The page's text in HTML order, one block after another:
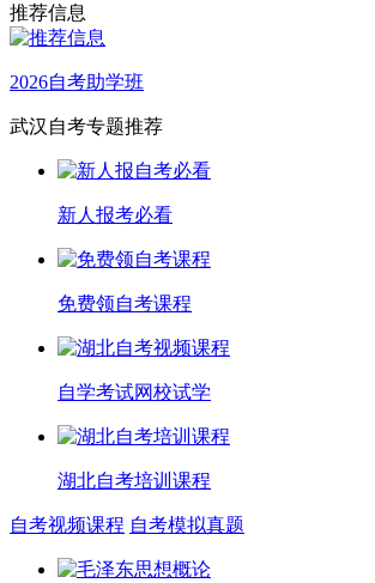
推荐信息
2026自考助学班
武汉自考专题推荐
新人报考必看
免费领自考课程
自学考试网校试学
湖北自考培训课程
自考视频课程 自考模拟真题